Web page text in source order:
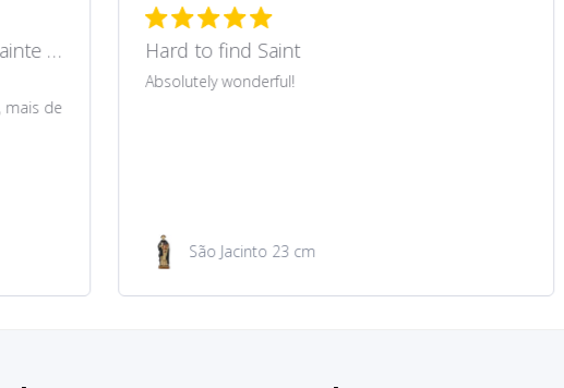
Recomendo
Produto muito bonito que correspondeu ao
Medalha de São Cristóvão